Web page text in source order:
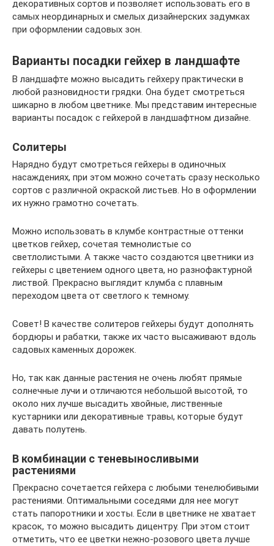
декоративных сортов и позволяет использовать его в
самых неординарных и смелых дизайнерских задумках
при оформлении садовых зон.
Варианты посадки гейхер в ландшафте
В ландшафте можно высадить гейхеру практически в
любой разновидности грядки. Она будет смотреться
шикарно в любом цветнике. Мы представим интересные
варианты посадок с гейхерой в ландшафтном дизайне.
Солитеры
Нарядно будут смотреться гейхеры в одиночных
насаждениях, при этом можно сочетать сразу несколько
сортов с различной окраской листьев. Но в оформлении
их нужно грамотно сочетать.
Можно использовать в клумбе контрастные оттенки
цветков гейхер, сочетая темнолистые со
светлолистыми. А также часто создаются цветники из
гейхеры с цветением одного цвета, но разнофактурной
листвой. Прекрасно выглядит клумба с плавным
переходом цвета от светлого к темному.
Совет! В качестве солитеров гейхеры будут дополнять
бордюры и рабатки, также их часто высаживают вдоль
садовых каменных дорожек.
Но, так как данные растения не очень любят прямые
солнечные лучи и отличаются небольшой высотой, то
около них лучше высадить хвойные, лиственные
кустарники или декоративные травы, которые будут
давать полутень.
В комбинации с теневыносливыми
растениями
Прекрасно сочетается гейхера с любыми тенелюбивыми
растениями. Оптимальными соседями для нее могут
стать папоротники и хосты. Если в цветнике не хватает
красок, то можно высадить дицентру. При этом стоит
отметить, что ее цветки нежно-розового цвета лучше